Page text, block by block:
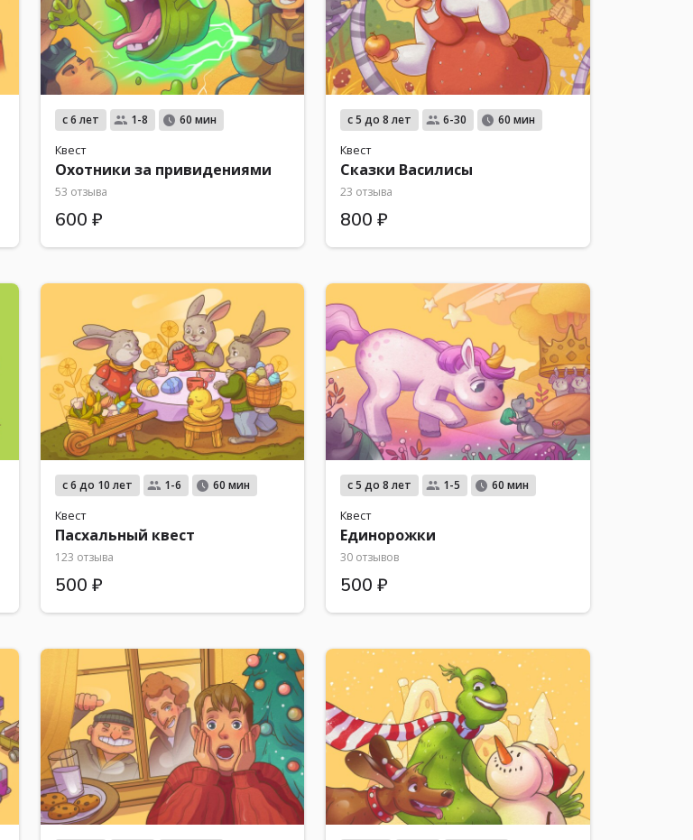
с 6 лет 1-8 60 мин
Квест
Охотники за привидениями
53 отзыва
600 ₽
с 5 до 8 лет 6-30 60 мин
Квест
Сказки Василисы
23 отзыва
800 ₽
с 6 до 10 лет 1-6 60 мин
Квест
Пасхальный квест
123 отзыва
500 ₽
с 5 до 8 лет 1-5 60 мин
Квест
Единорожки
30 отзывов
500 ₽